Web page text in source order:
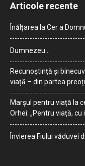
Articole recente
Înălțarea la Cer a
Dumnezeu…
Recunoștință și
viață – din partea
Marșul pentru viață la
Orhei: „Pentru viață, cu
Învierea Fiului văduvei